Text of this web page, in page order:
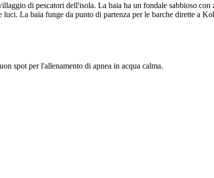
di pescatori dell'isola. La baia ha un fondale sabbioso con
La baia funge da punto di partenza per le barche dirette a
spot per l'allenamento di apnea in acqua calma.